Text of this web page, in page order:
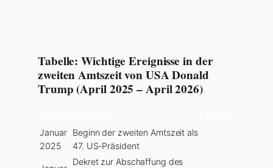
Tabelle: Wichtige Ereignisse in der
zweiten Amtszeit von USA Donald
Trump (April 2025 – April 2026)
Januar
2025
Beginn der zweiten Amtszeit als
47. US-Präsident
Dekret zur Abschaffung des